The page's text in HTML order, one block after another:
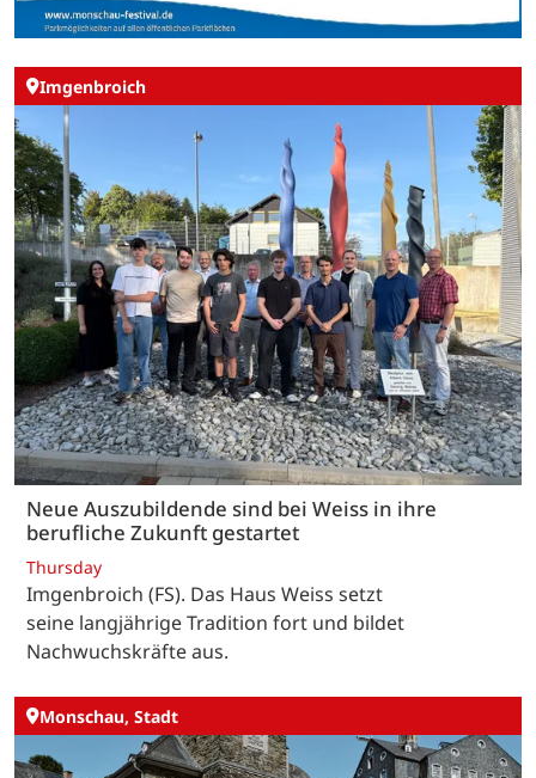
Imgenbroich
Neue Auszubildende sind bei Weiss in ihre
berufliche Zukunft gestartet
Thursday
Imgenbroich (FS). Das Haus Weiss setzt
seine langjährige Tradition fort und bildet
Nachwuchskräfte aus.
Monschau, Stadt